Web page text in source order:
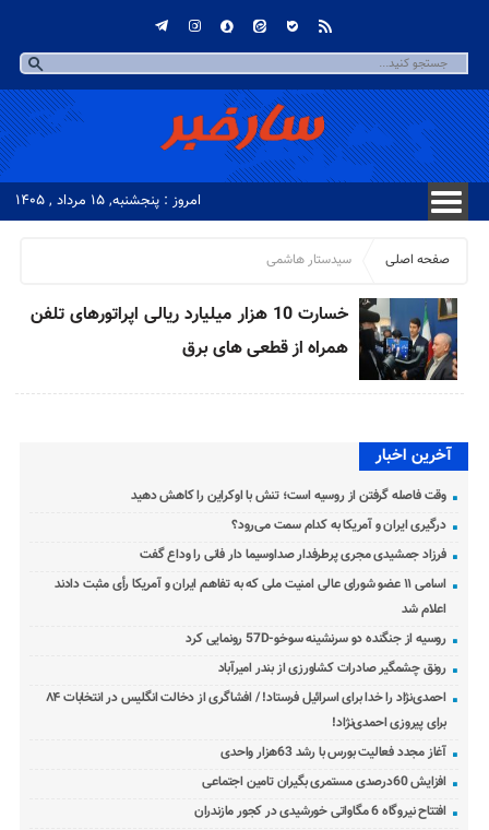
امروز : پنجشنبه, ۱۵ مرداد , ۱۴۰۵
صفحه اصلی سیدستار هاشمی
خسارت 10 هزار میلیارد ریالی اپراتورهای تلفن
همراه از قطعی های برق
آخرین اخبار
وقت فاصله گرفتن از روسیه است؛ تنش با اوکراین را کاهش دهید
درگیری ایران و آمریکا به کدام سمت می‌رود؟
فرزاد جمشیدی مجری پرطرفدار صداوسیما دار فانی را وداع گفت
اسامی ۱۱ عضو شورای عالی امنیت ملی که به تفاهم ایران و آمریکا رأی مثبت دادند
اعلام شد
روسیه از جنگنده دو سرنشینه سوخو-57D رونمایی کرد
رونق چشمگیر صادرات کشاورزی از بندر امیرآباد
احمدی‌نژاد را خدا برای اسرائیل فرستاد! / افشاگری از دخالت انگلیس در انتخابات ۸۴
برای پیروزی احمدی‌نژاد!
آغاز مجدد فعالیت بورس با رشد 63هزار واحدی
افزایش 60درصدی مستمری بگیران تامین اجتماعی
افتتاح نیروگاه 6 مگاواتی خورشیدی در کجور مازندران